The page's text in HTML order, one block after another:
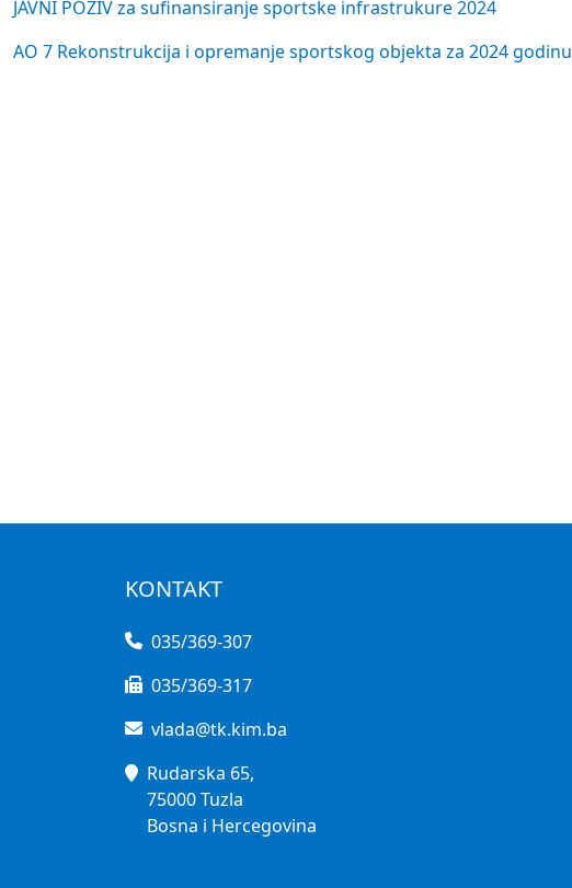
JAVNI POZIV za sufinansiranje sportske infrastrukure 2024
AO 7 Rekonstrukcija i opremanje sportskog objekta za 2024 godinu
KONTAKT
035/369-307
035/369-317
vlada@tk.kim.ba
Rudarska 65,
75000 Tuzla
Bosna i Hercegovina